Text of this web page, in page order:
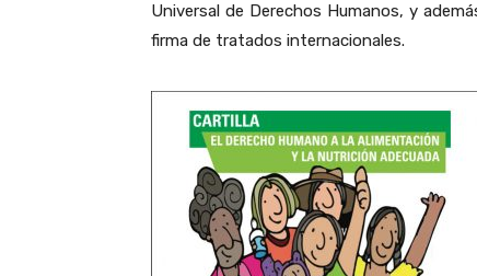
Universal de Derechos Humanos, y
firma de tratados internacionales.